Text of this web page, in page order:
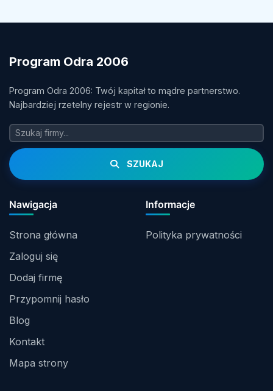
Program Odra 2006
Program Odra 2006: Twój kapitał to mądre partnerstwo.
Najbardziej rzetelny rejestr w regionie.
SZUKAJ
Nawigacja
Strona główna
Zaloguj się
Dodaj firmę
Przypomnij hasło
Blog
Kontakt
Mapa strony
Informacje
Polityka prywatności